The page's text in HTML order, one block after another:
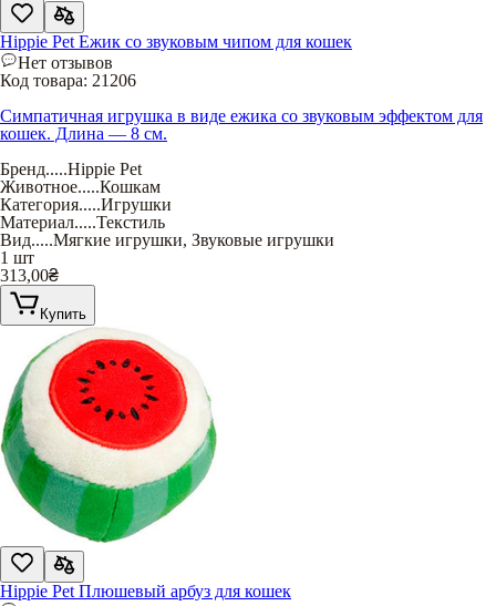
Hippie Pet Ежик со звуковым чипом для кошек
Нет отзывов
Код товара: 21206
Симпатичная игрушка в виде ежика со звуковым эффектом для
кошек. Длина — 8 см.
Бренд.....Hippie Pet
Животное.....Кошкам
Категория.....Игрушки
Материал.....Текстиль
Вид.....Мягкие игрушки, Звуковые игрушки
1 шт
313,00₴
Купить
Hippie Pet Плюшевый арбуз для кошек